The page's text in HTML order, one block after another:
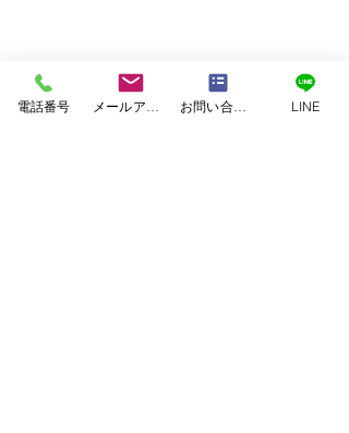
電話番号 お問い合わせフォーム LINE